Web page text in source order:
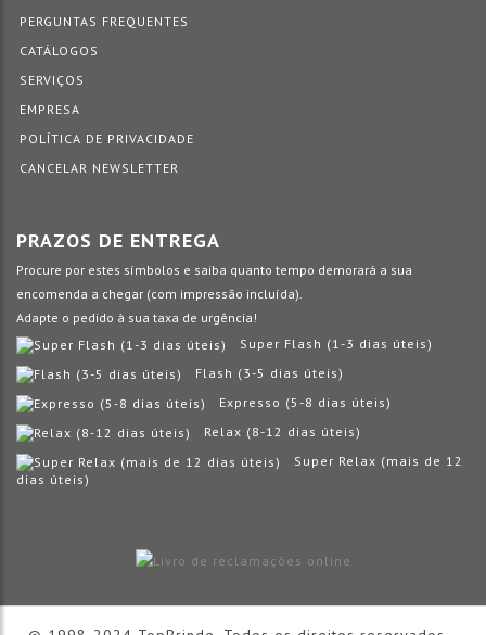
PERGUNTAS FREQUENTES
CATÁLOGOS
SERVIÇOS
EMPRESA
POLÍTICA DE PRIVACIDADE
CANCELAR NEWSLETTER
PRAZOS DE ENTREGA
Procure por estes símbolos e saiba quanto tempo demorará a sua
encomenda a chegar (com impressão incluída).
Adapte o pedido à sua taxa de urgência!
Super Flash (1-3 dias úteis)
Flash (3-5 dias úteis)
Expresso (5-8 dias úteis)
Relax (8-12 dias úteis)
Super Relax (mais de 12
dias úteis)